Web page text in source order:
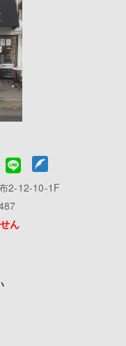
2-12-10-1F
ん